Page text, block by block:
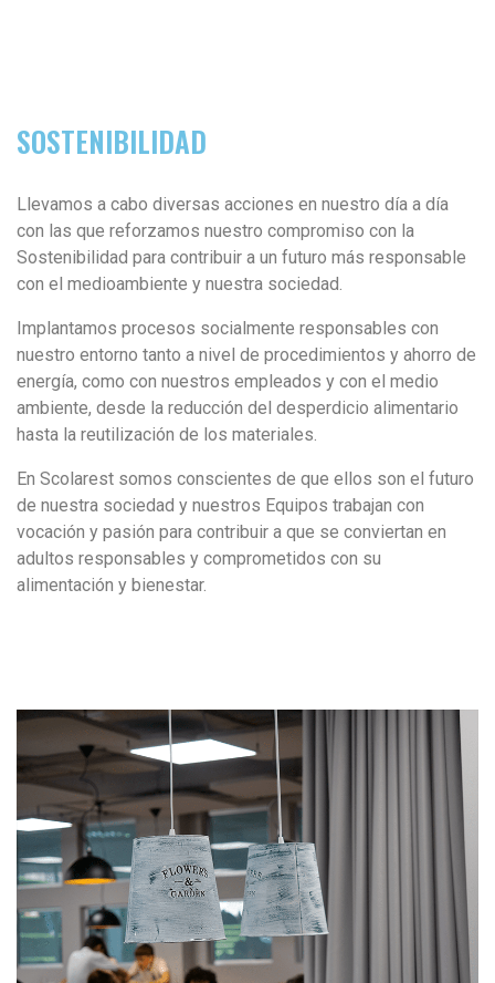
SOSTENIBILIDAD
Llevamos a cabo diversas acciones en nuestro día a día
con las que reforzamos nuestro compromiso con la
Sostenibilidad para contribuir a un futuro más responsable
con el medioambiente y nuestra sociedad.
Implantamos procesos socialmente responsables con
nuestro entorno tanto a nivel de procedimientos y ahorro de
energía, como con nuestros empleados y con el medio
ambiente, desde la reducción del desperdicio alimentario
hasta la reutilización de los materiales.
En Scolarest somos conscientes de que ellos son el futuro
de nuestra sociedad y nuestros Equipos trabajan con
vocación y pasión para contribuir a que se conviertan en
adultos responsables y comprometidos con su
alimentación y bienestar.